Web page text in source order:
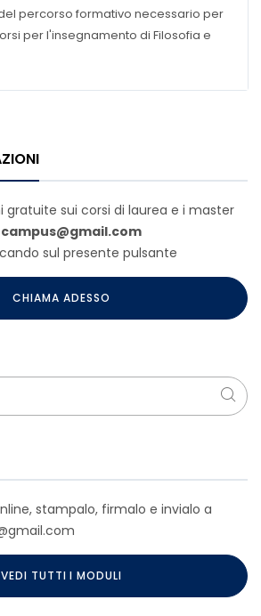
percorso formativo necessario per
per l'insegnamento di Filosofia e
gratuite sui corsi di laurea e i master
sul presente pulsante
CHIAMA ADESSO
stampalo, firmalo e invialo a
VEDI TUTTI I MODULI